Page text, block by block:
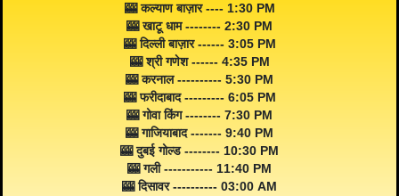
🎰 कल्याण बाज़ार ---- 1:30 PM
🎰 खाटू धाम -------- 2:30 PM
🎰 दिल्ली बाज़ार ------ 3:05 PM
🎰 श्री गणेश ------ 4:35 PM
🎰 करनाल ---------- 5:30 PM
🎰 फरीदाबाद --------- 6:05 PM
🎰 गोवा किंग -------- 7:30 PM
🎰 गाजियाबाद ------- 9:40 PM
🎰 दुबई गोल्ड -------- 10:30 PM
🎰 गली ----------- 11:40 PM
🎰 दिसावर ---------- 03:00 AM